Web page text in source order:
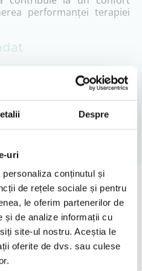
Despre
uri
conținutul și
de rețele sociale și pentru
le oferim partenerilor de
și de analize informații cu
site-ul nostru. Aceștia le
oferite de dvs. sau culese
performanței terapiei
a echipamentului CPAP.
sau frecvente a terapiei
nivel ridicat de igienă și
CPAP reprezintă o
de întreținere a terapiei
ceea ce privește igiena.
Citeşte mai mult
17%